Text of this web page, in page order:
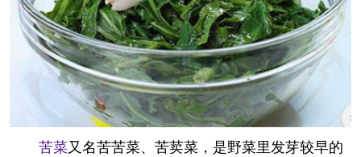
苦菜又名苦苦菜、苦荬菜，是野菜里发芽较早的